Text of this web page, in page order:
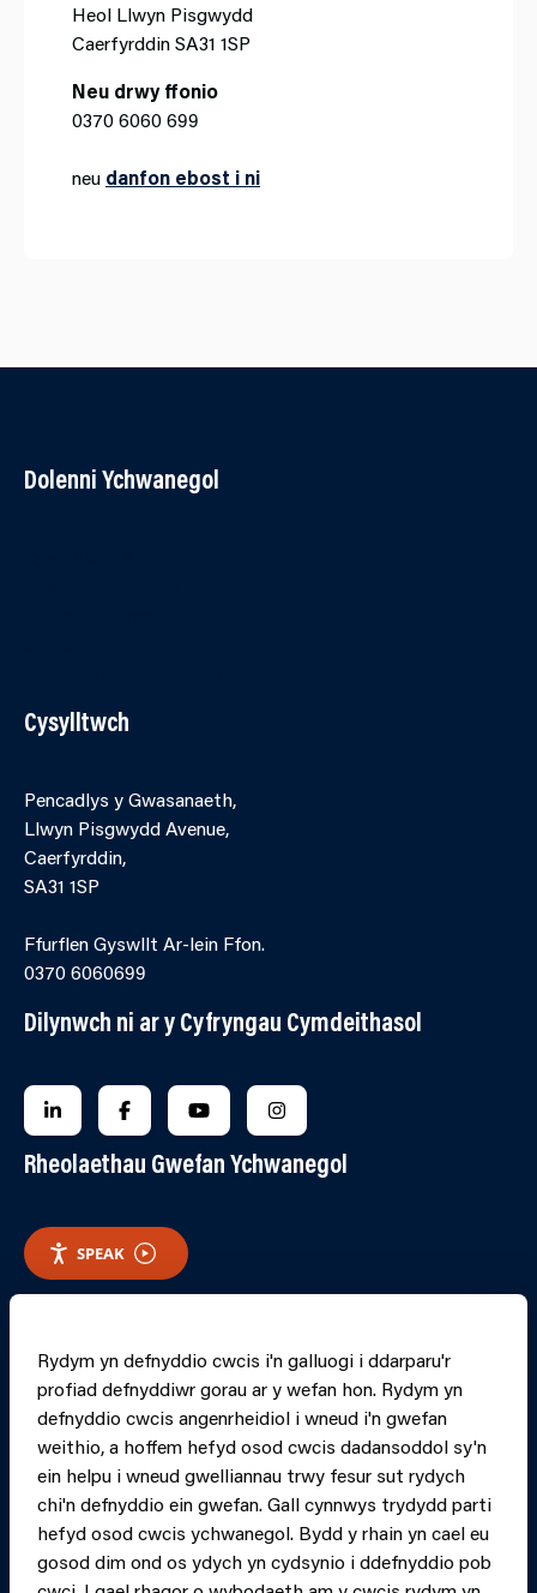
Heol Llwyn Pisgwydd
Caerfyrddin SA31 1SP
Neu drwy ffonio
0370 6060 699
neu danfon ebost i ni
Dolenni Ychwanegol
Cysylltwch
Pencadlys y Gwasanaeth,
Llwyn Pisgwydd Avenue,
Caerfyrddin,
SA31 1SP
Ffurflen Gyswllt Ar-lein Ffon.
0370 6060699
Dilynwch ni ar y Cyfryngau Cymdeithasol
FOLLOW US ON LINKEDIN
FOLLOW US ON FACEBOOK
FOLLOW US ON YOUTUBE
FOLLOW US ON
Rheolaethau Gwefan Ychwanegol
SPEAK
Rydym yn defnyddio cwcis i'n galluogi i ddarparu'r
profiad defnyddiwr gorau ar y wefan hon. Rydym yn
defnyddio cwcis angenrheidiol i wneud i'n gwefan
weithio, a hoffem hefyd osod cwcis dadansoddol sy'n
ein helpu i wneud gwelliannau trwy fesur sut rydych
chi'n defnyddio ein gwefan. Gall cynnwys trydydd parti
hefyd osod cwcis ychwanegol. Bydd y rhain yn cael eu
gosod dim ond os ydych yn cydsynio i ddefnyddio pob
PRINT PAGE